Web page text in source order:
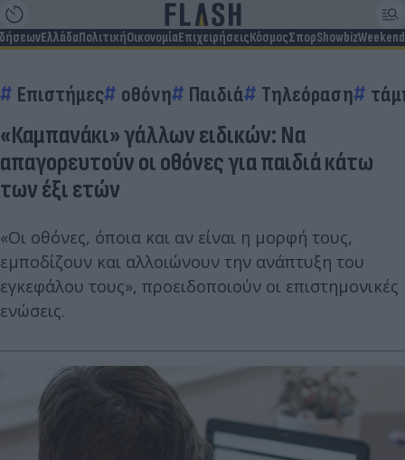
ΕλλάδαΠολιτικήΟικονομίαΕπιχειρήσειςΚόσμοςΣπορShowbizWeekend
Επιστήμες οθόνη Παιδιά Τηλεόραση
«Καμπανάκι» γάλλων ειδικών: Να
απαγορευτούν οι οθόνες για παιδιά κάτω
των έξι ετών
«Οι οθόνες, όποια και αν είναι η μορφή τους,
εμποδίζουν και αλλοιώνουν την ανάπτυξη του
εγκεφάλου τους», προειδοποιούν οι επιστημονικές
ενώσεις.